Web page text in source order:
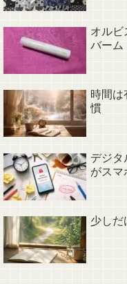
オルビ
バーム
時間は
慣
デジタ
がスマ
少しだ